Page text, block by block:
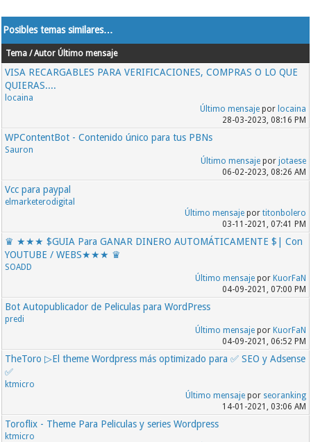
Posibles temas similares…
Tema / Autor Último mensaje
VISA RECARGABLES PARA VERIFICACIONES, COMPRAS O LO QUE
QUIERAS....
locaina
Último mensajepor locaina
28-03-2023, 08:16 PM
WPContentBot - Contenido único para tus PBNs
Sauron
Último mensajepor jotaese
06-02-2023, 08:26 AM
Vcc para paypal
elmarketerodigital
Último mensajepor titonbolero
03-11-2021, 07:41 PM
♛ ★★★ $GUIA Para GANAR DINERO AUTOMÁTICAMENTE $| Con
YOUTUBE / WEBS★★★ ♛
SOADD
Último mensajepor KuorFaN
04-09-2021, 07:00 PM
Bot Autopublicador de Peliculas para WordPress
predi
Último mensajepor KuorFaN
04-09-2021, 06:52 PM
TheToro ▷El theme Wordpress más optimizado para ✅ SEO y Adsense
✅
ktmicro
Último mensajepor seoranking
14-01-2021, 03:06 AM
Toroflix - Theme Para Peliculas y series Wordpress
ktmicro